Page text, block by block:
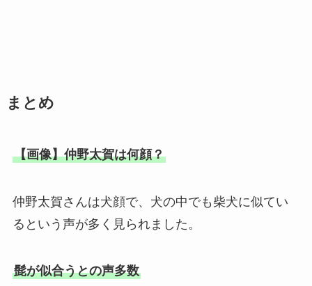
まとめ
【画像】仲野太賀は何顔？
仲野太賀さんは犬顔で、犬の中でも柴犬に似てい
るという声が多く見られました。
髭が似合うとの声多数